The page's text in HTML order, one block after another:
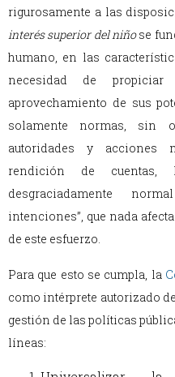
rigurosamente a las
interés superior del niñose
humano, en las
necesidad de
aprovechamiento de sus
solamente normas, sin
autoridades y acciones
rendición de
desgraciadamente
intenciones”, que nada
de este esfuerzo.
Para que esto se cumpla, la
como intérprete autorizado
gestión de las políticas
líneas: